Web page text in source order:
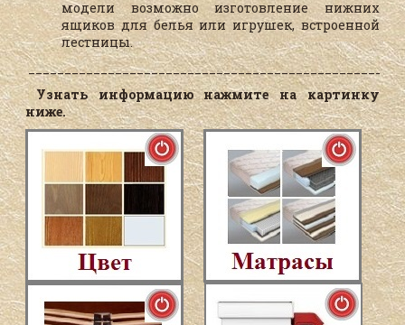
модели возможно изготовление нижних
ящиков для белья или игрушек, встроенной
лестницы.
Узнать информацию нажмите на картинку
ниже.